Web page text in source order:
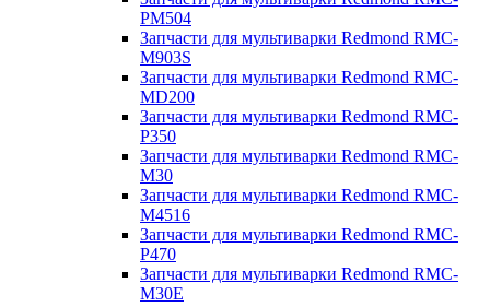
PM504
Запчасти для мультиварки Redmond RMC-
M903S
Запчасти для мультиварки Redmond RMC-
MD200
Запчасти для мультиварки Redmond RMC-
P350
Запчасти для мультиварки Redmond RMC-
M30
Запчасти для мультиварки Redmond RMC-
M4516
Запчасти для мультиварки Redmond RMC-
P470
Запчасти для мультиварки Redmond RMC-
M30E